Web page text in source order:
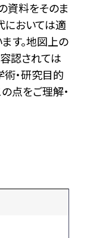
資料をそのま
においては適
す。地図上の
認されては
術・研究目的
点をご理解・